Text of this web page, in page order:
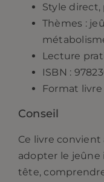
Style
Thèmes :
Lecture
ISBN :
Format
Conseil
Ce livre
adopter le
tête,